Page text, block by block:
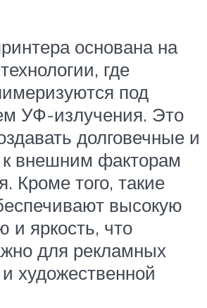
основана на
где
под
УФ-излучения. Это
долговечные и
внешним факторам
Кроме того, такие
высокую
и яркость, что
для рекламных
художественной